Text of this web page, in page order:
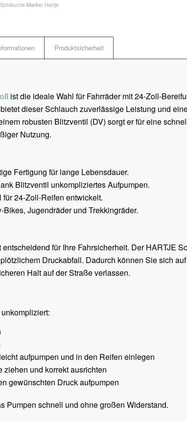
,Schläuche Marke: Hartje
Produktsicherheit
ist die ideale Wahl für Fahrräder mit 24-Zoll-
dieser Schlauch zuverlässige Leistung und
robusten Blitzventil (DV) sorgt er für eine
Nutzung.
Fertigung für lange Lebensdauer.
Blitzventil unkompliziertes Aufpumpen.
für 24-Zoll-Reifen entwickelt.
Bikes, Jugendräder und Trekkingräder.
für Ihre Fahrsicherheit. Der HARTJE
Druckabfall. Dadurch können Sie sich
Halt auf der Straße verlassen.
aufpumpen und in den Reifen einlegen
und korrekt ausrichten
gewünschten Druck aufpumpen
Pumpen schnell und ohne großen Widerstand.